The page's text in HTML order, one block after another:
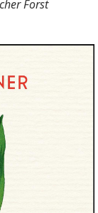
Forst